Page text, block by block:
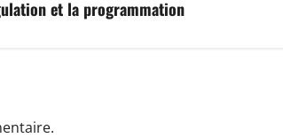
et la programmation